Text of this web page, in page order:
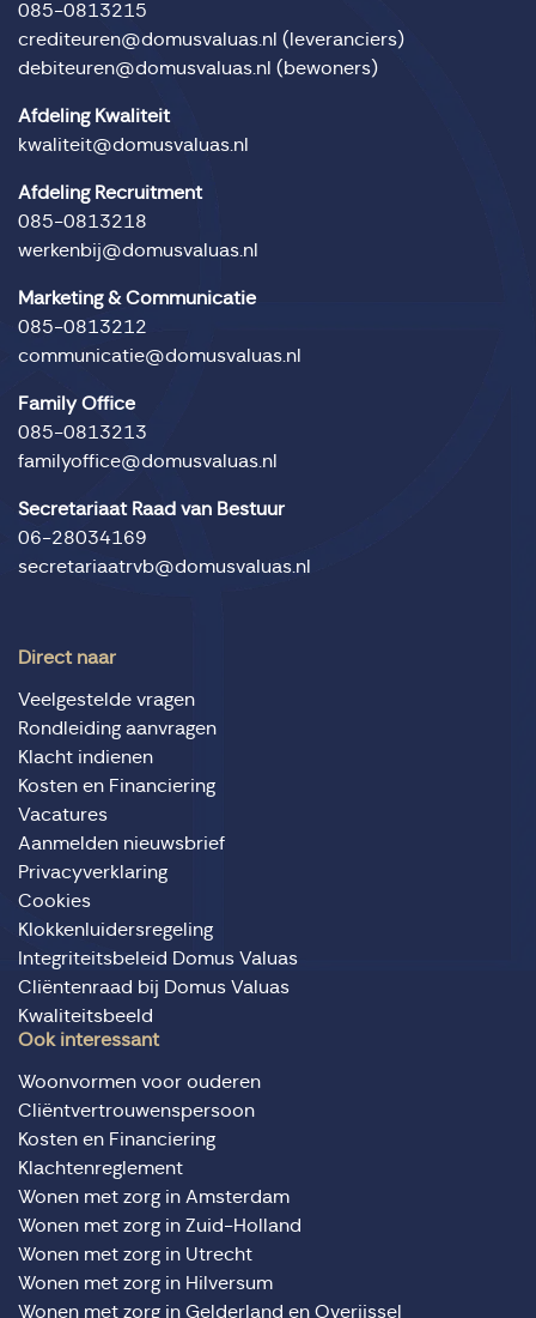
085-0813215
crediteuren@domusvaluas.nl (leveranciers)
debiteuren@domusvaluas.nl (bewoners)
Afdeling Kwaliteit
kwaliteit@domusvaluas.nl
Afdeling Recruitment
085-0813218
werkenbij@domusvaluas.nl
Marketing & Communicatie
085-0813212
communicatie@domusvaluas.nl
Family Office
085-0813213
familyoffice@domusvaluas.nl
Secretariaat Raad van Bestuur
06-28034169
secretariaatrvb@domusvaluas.nl
Direct naar
Veelgestelde vragen
Rondleiding aanvragen
Klacht indienen
Kosten en Financiering
Vacatures
Aanmelden nieuwsbrief
Privacyverklaring
Cookies
Klokkenluidersregeling
Integriteitsbeleid Domus Valuas
Cliëntenraad bij Domus Valuas
Kwaliteitsbeeld
Ook interessant
Woonvormen voor ouderen
Cliëntvertrouwenspersoon
Kosten en Financiering
Klachtenreglement
Wonen met zorg in Amsterdam
Wonen met zorg in Zuid-Holland
Wonen met zorg in Utrecht
Wonen met zorg in Hilversum
Wonen met zorg in Gelderland en Overijssel